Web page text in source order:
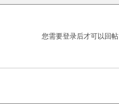
您需要登录后才可以回帖